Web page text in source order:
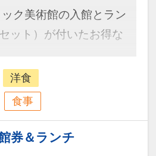
ック美術館の入館とラン
ット）が付いたお得な
洋食
食事
券＆ランチ